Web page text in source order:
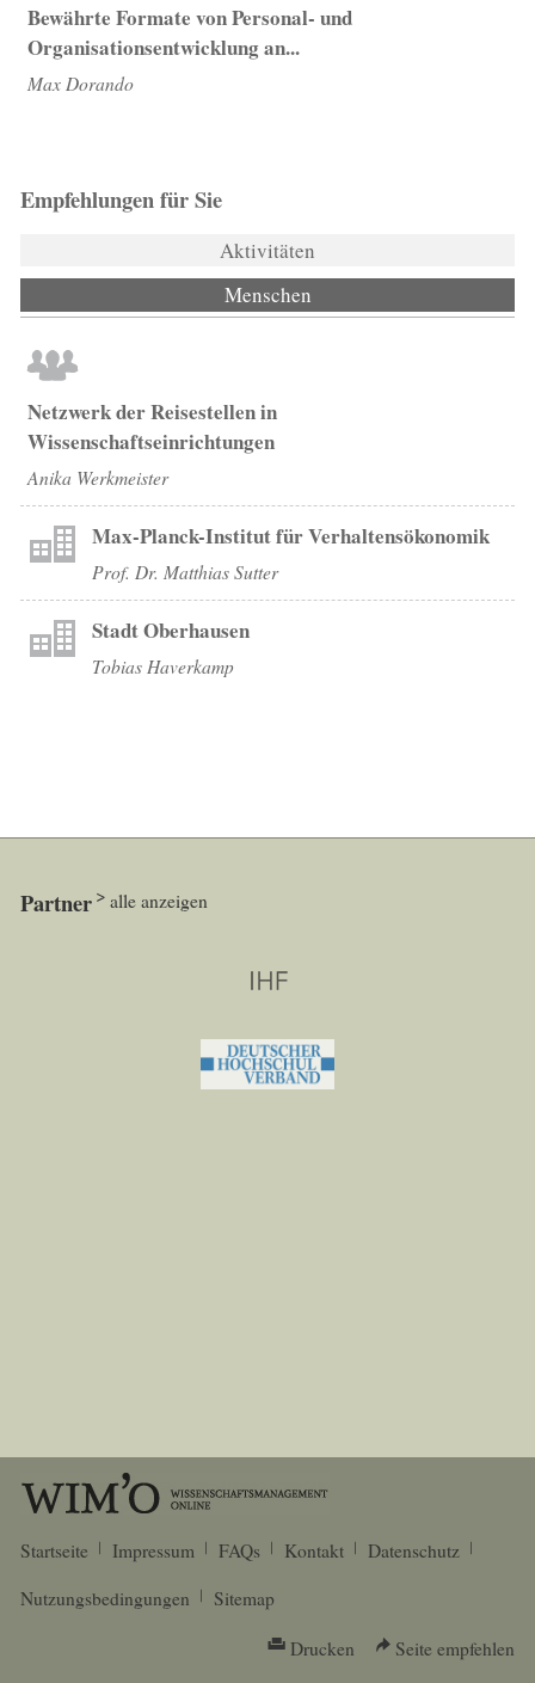
Bewährte Formate von Personal- und
Organisationsentwicklung an...
Max Dorando
Empfehlungen für Sie
Aktivitäten
Menschen
Netzwerk der Reisestellen in
Wissenschaftseinrichtungen
Anika Werkmeister
Max-Planck-Institut für Verhaltensökonomik
Prof. Dr. Matthias Sutter
Stadt Oberhausen
Tobias Haverkamp
Partner alle anzeigen
Startseite Impressum FAQs Kontakt
Datenschutz
Nutzungsbedingungen
Sitemap
Drucken Seite empfehlen